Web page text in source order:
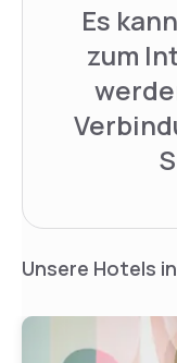
Es
zum
Unsere Hotels